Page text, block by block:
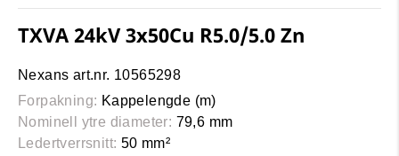
TXVA 24kV 3x50Cu R5.0/5.0 Zn
Nexans art.nr. 10565298
Forpakning: Kappelengde (m)
Nominell ytre diameter: 79,6 mm
Ledertverrsnitt: 50 mm²